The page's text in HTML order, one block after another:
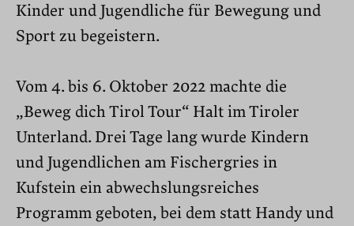
Kinder und Jugendliche für Bewegung und
Sport zu begeistern.
Vom 4. bis 6. Oktober 2022 machte die
„Beweg dich Tirol Tour“ Halt im Tiroler
Unterland. Drei Tage lang wurde Kindern
und Jugendlichen am Fischergries in
Kufstein ein abwechslungsreiches
Programm geboten, bei dem statt Handy und